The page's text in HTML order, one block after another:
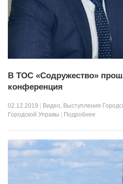
В ТОС «Содружество»
конференция
02.12.2019 Видео, Выступления
Городской Управы
Подробнее